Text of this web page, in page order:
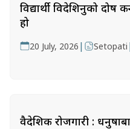
विद्यार्थी विदेशिनुको
हो
20 July, 2026 | Setopati
वैदेशिक रोजगारी :